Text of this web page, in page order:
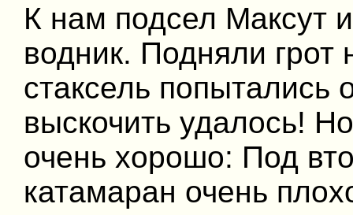
К нам подсел Максут
водник. Подняли
стаксель попытались
выскочить удалось!
очень хорошо: Под
катамаран очень